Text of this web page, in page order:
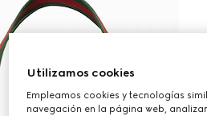
Utilizamos cookies
Empleamos cookies y tecnologías
navegación en la página web,